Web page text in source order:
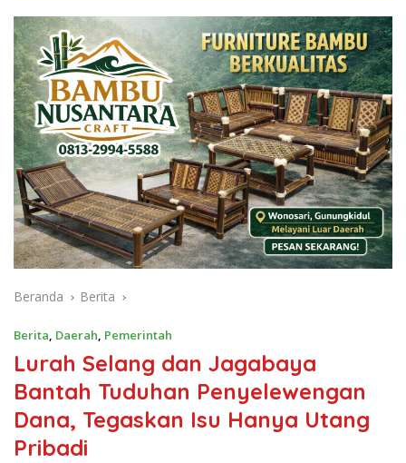
Beranda Berita
Berita, Daerah, Pemerintah
Lurah Selang dan Jagabaya
Bantah Tuduhan Penyelewengan
Dana, Tegaskan Isu Hanya Utang
Pribadi